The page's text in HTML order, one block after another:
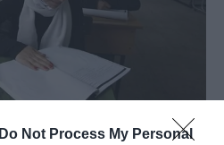
Do Not Process My Personal